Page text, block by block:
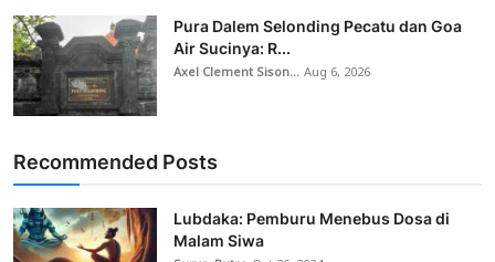
Pura Dalem Selonding Pecatu dan Goa
Air Sucinya: R...
Axel Clement Sison...Aug 6, 2026
Recommended Posts
Lubdaka: Pemburu Menebus Dosa di
Malam Siwa